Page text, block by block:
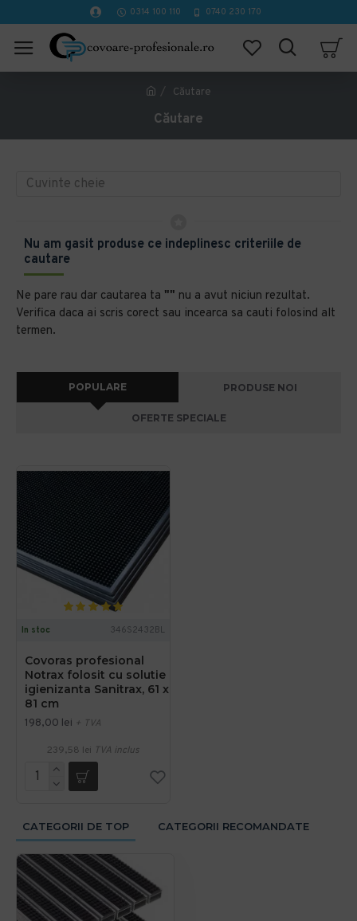
0314 100 110 0740 230 170
Căutare
Căutare
Nu am gasit produse ce indeplinesc criteriile de
cautare
Ne pare rau dar cautarea ta "" nu a avut niciun rezultat.
Verifica daca ai scris corect sau incearca sa cauti folosind alt
termen.
POPULARE PRODUSE NOI
OFERTE SPECIALE
In stoc 346S2432BL
Covoras profesional
Notrax folosit cu solutie
igienizanta Sanitrax, 61 x
81 cm
198,00 lei + TVA
239,58 lei TVA inclus
CATEGORII DE TOP CATEGORII RECOMANDATE